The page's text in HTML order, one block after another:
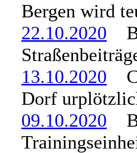
Bergen wird
22.10.2020
13.10.2020
Dorf
09.10.2020